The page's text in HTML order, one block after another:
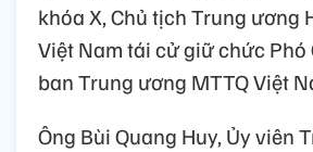
khóa X, Chủ tịch Trung ương
Việt Nam tái cử giữ chức Phó
ban Trung ương MTTQ Việt
Ông Bùi Quang Huy, Ủy viên